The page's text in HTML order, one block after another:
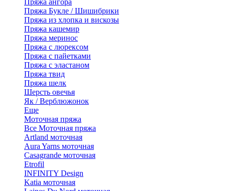
Пряжа Букле / Шишибрики
Пряжа из хлопка и вискозы
Пряжа кашемир
Пряжа меринос
Пряжа с люрексом
Пряжа с пайетками
Пряжа с эластаном
Пряжа твид
Пряжа шелк
Шерсть овечья
Як / Верблюжонок
Еще
Моточная пряжа
Все Моточная пряжа
Artland моточная
Aura Yarns моточная
Casagrande моточная
Etrofil
INFINITY Design
Katia моточная